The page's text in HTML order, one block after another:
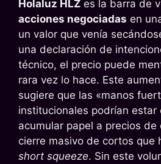
Holaluz HLZ es la barra de
acciones negociadas en
un valor que venía
una declaración de
técnico, el precio puede
rara vez lo hace. Este
sugiere que las «manos
institucionales podrían estar
acumular papel a precios
cierre masivo de cortos que
short squeeze. Sin este